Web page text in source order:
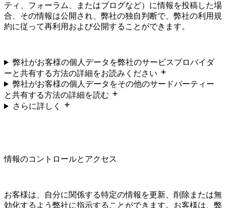
ティ、フォーラム、またはブログなど）に情報を投稿した場
合、その情報は公開され、弊社の独自判断で、弊社の利用規
約に従って再利用および公開することができます。
弊社がお客様の個人データを弊社のサービスプロバイダ
ーと共有する方法の詳細をお読みください
弊社がお客様の個人データをその他のサードパーティー
と共有する方法の詳細を読む
さらに詳しく
情報のコントロールとアクセス
お客様は、自分に関係する特定の情報を更新、削除または無
効化するよう弊社に指示することができます。お客様は、弊